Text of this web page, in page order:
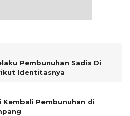
Pembunuhan Sadis Di
Identitasnya
Kembali Pembunuhan di